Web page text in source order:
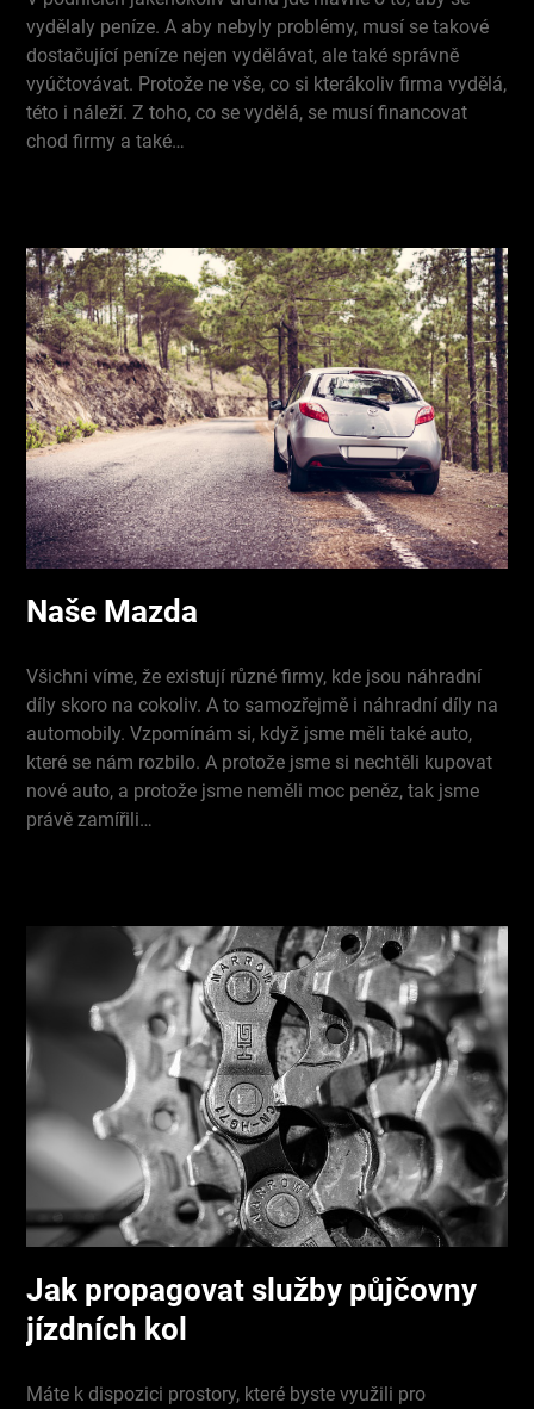
vydělaly peníze. A aby nebyly problémy, musí se takové
dostačující peníze nejen vydělávat, ale také správně
vyúčtovávat. Protože ne vše, co si kterákoliv firma vydělá,
této i náleží. Z toho, co se vydělá, se musí financovat
chod firmy a také…
Naše Mazda
Všichni víme, že existují různé firmy, kde jsou náhradní
díly skoro na cokoliv. A to samozřejmě i náhradní díly na
automobily. Vzpomínám si, když jsme měli také auto,
které se nám rozbilo. A protože jsme si nechtěli kupovat
nové auto, a protože jsme neměli moc peněz, tak jsme
právě zamířili…
Jak propagovat služby půjčovny
jízdních kol
Máte k dispozici prostory, které byste využili pro